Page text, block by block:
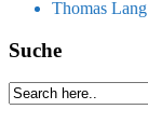
Thomas Lang
Suche